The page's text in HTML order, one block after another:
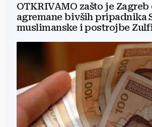
OTKRIVAMO zašto je
agremane bivših pripadnika
muslimanske i postrojbe